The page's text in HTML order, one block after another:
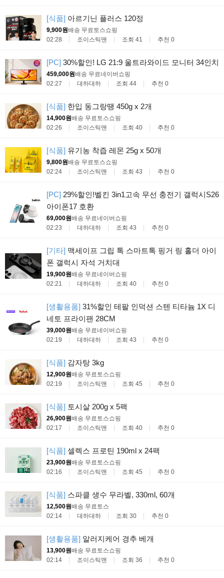
[식품] 아르기닌 플러스 120정
9,900원배송 무료토스쇼핑
02:28
조이스틱맨 조회 41 추천 0
[PC] 30%할인! LG 21:9 울트라와이드 모니터 34인치
459,000원배송 무료네이버쇼핑
02:27
대하대하 조회 44 추천 0
[식품] 한입 동그랑땡 450g x 2개
14,900원배송 무료토스쇼핑
02:26
조이스틱맨 조회 40 추천 0
[식품] 유기농 착즙 레몬 25g x 50개
9,800원배송 무료토스쇼핑
02:24
조이스틱맨 조회 43 추천 0
[PC] 29%할인!벨킨 3in1고속 무선 충전기 갤럭시S26
아이폰17 호환
69,000원배송 무료네이버쇼핑
02:23
대하대하 조회 43 추천 0
[기타] 맥세이프 그립 톡 스마트톡 핑거 링 홀더 아이
폰 갤럭시 자석 거치대
19,900원배송 무료네이버쇼핑
02:21
대하대하 조회 40 추천 0
[생활용품] 31%할인 테팔 인덕션 스텐 티타늄 1X 디
네토 프라이팬 28CM
39,000원배송 무료네이버쇼핑
02:19
대하대하 조회 43 추천 0
[식품] 감자탕 3kg
12,900원배송 무료토스쇼핑
02:19
조이스틱맨 조회 45 추천 0
[식품] 토시살 200g x 5팩
26,900원배송 무료토스쇼핑
02:17
조이스틱맨 조회 40 추천 0
[식품] 셀렉스 프로틴 190ml x 24팩
23,900원배송 무료토스쇼핑
02:16
조이스틱맨 조회 45 추천 0
[식품] 스파클 생수 무라벨, 330ml, 60개
12,500원배송 무료토스
02:14
대하대하 조회 30 추천 0
[생활용품] 알러지케어 경추 베개
13,900원배송 무료토스쇼핑
02:14
조이스틱맨 조회 36 추천 0